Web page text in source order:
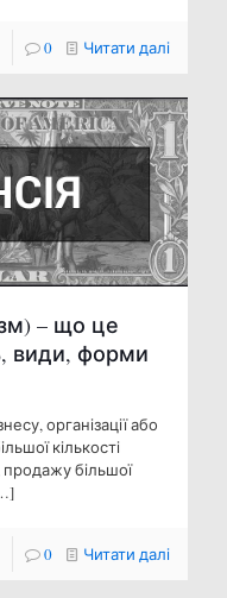
0 Читати далі
– що це
види, форми
організації або
кількості
більшої
0 Читати далі